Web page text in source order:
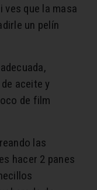
ves que la masa
un pelín
aceite y
de film
las
hacer 2 panes